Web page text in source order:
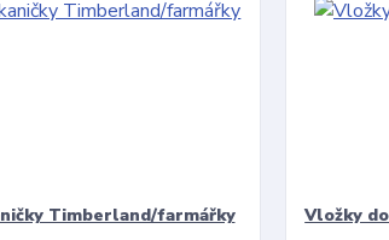
Timberland/farmářky Vložky